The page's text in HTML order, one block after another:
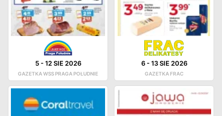
5-12 SIE 2026
GAZETKA WSS PRAGA POŁUDNIE
6-13 SIE 2026
GAZETKA FRAC